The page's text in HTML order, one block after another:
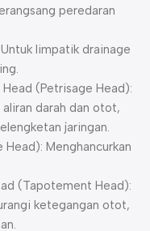
peredaran
limpatik drainage
(Petrisage Head):
aliran darah dan otot,
jaringan.
Menghancurkan
(Tapotement Head):
ketegangan otot,